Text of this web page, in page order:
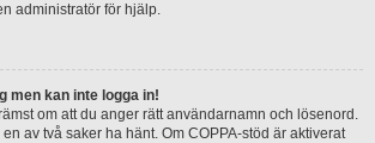
administratör för hjälp.
men kan inte logga in!
om att du anger rätt användarnamn och lösenord.
av två saker ha hänt. Om COPPA-stöd är aktiverat